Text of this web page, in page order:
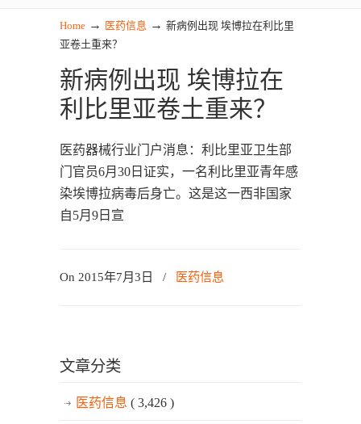
Home → 医药信息 → 新病例出现 埃博拉在利比里
亚卷土重来？
新病例出现 埃博拉在
利比里亚卷土重来？
医药器械行业门户消息：利比里亚卫生部
门官员6月30日证实，一名利比里亚青年感
染埃博拉病毒后身亡。这是这一西非国家
自5月9日宣
On 2015年7月3日 / 医药信息
文章分类
医药信息 ( 3,426 )